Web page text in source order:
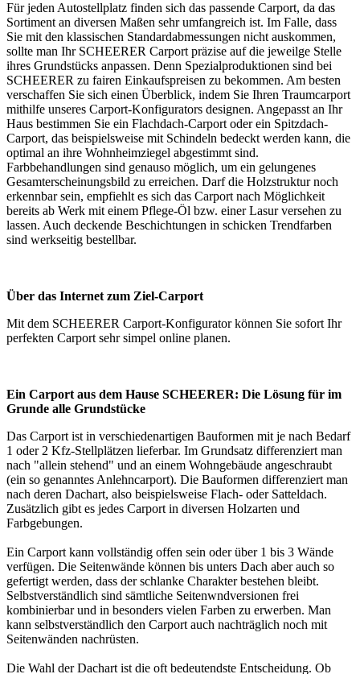
Für jeden Autostellplatz finden sich das passende Carport, da das
Sortiment an diversen Maßen sehr umfangreich ist. Im Falle, dass
Sie mit den klassischen Standardabmessungen nicht auskommen,
sollte man Ihr SCHEERER Carport präzise auf die jeweilge Stelle
ihres Grundstücks anpassen. Denn Spezialproduktionen sind bei
SCHEERER zu fairen Einkaufspreisen zu bekommen. Am besten
verschaffen Sie sich einen Überblick, indem Sie Ihren Traumcarport
mithilfe unseres Carport-Konfigurators designen. Angepasst an Ihr
Haus bestimmen Sie ein Flachdach-Carport oder ein Spitzdach-
Carport, das beispielsweise mit Schindeln bedeckt werden kann, die
optimal an ihre Wohnheimziegel abgestimmt sind.
Farbbehandlungen sind genauso möglich, um ein gelungenes
Gesamterscheinungsbild zu erreichen. Darf die Holzstruktur noch
erkennbar sein, empfiehlt es sich das Carport nach Möglichkeit
bereits ab Werk mit einem Pflege-Öl bzw. einer Lasur versehen zu
lassen. Auch deckende Beschichtungen in schicken Trendfarben
sind werkseitig bestellbar.
Über das Internet zum Ziel-Carport
Mit dem SCHEERER Carport-Konfiguratorkönnen Sie sofort Ihr
perfekten Carport sehr simpel online planen.
Ein Carport aus dem Hause SCHEERER: Die Lösung für im
Grunde alle Grundstücke
Das Carport ist in verschiedenartigen Bauformen mit je nach Bedarf
1 oder 2 Kfz-Stellplätzen lieferbar. Im Grundsatz differenziert man
nach "allein stehend" und an einem Wohngebäude angeschraubt
(ein so genanntes Anlehncarport). Die Bauformen differenziert man
nach deren Dachart, also beispielsweise Flach- oder Satteldach.
Zusätzlich gibt es jedes Carport in diversen Holzarten und
Farbgebungen.
Ein Carport kann vollständig offen sein oder über 1 bis 3 Wände
verfügen. Die Seitenwände können bis unters Dach aber auch so
gefertigt werden, dass der schlanke Charakter bestehen bleibt.
Selbstverständlich sind sämtliche Seitenwndversionen frei
kombinierbar und in besonders vielen Farben zu erwerben. Man
kann selbstverständlich den Carport auch nachträglich noch mit
Seitenwänden nachrüsten.
Die Wahl der Dachart ist die oft bedeutendste Entscheidung. Ob